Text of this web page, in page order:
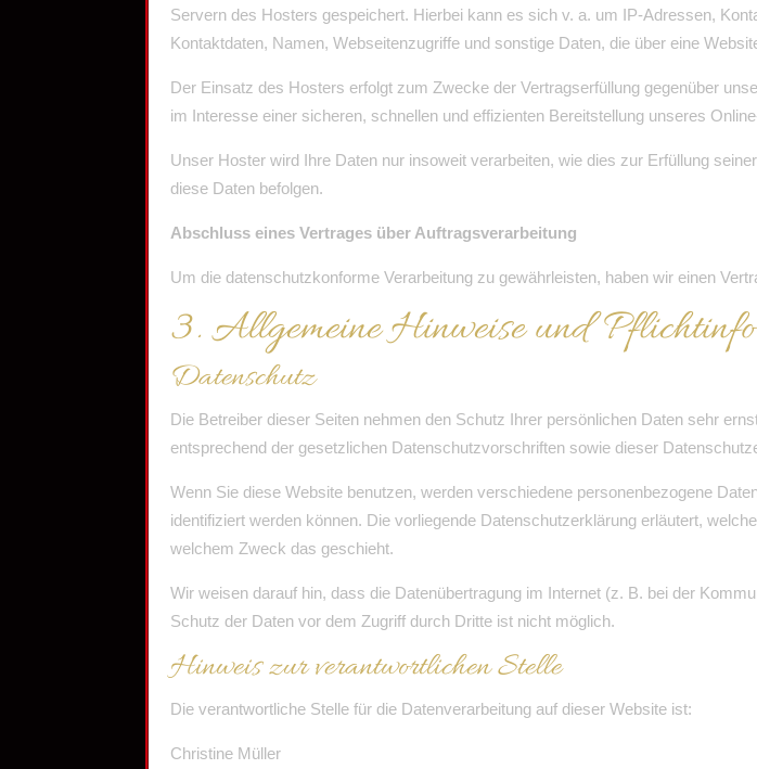
Servern des Hosters gespeichert. Hierbei kann es sich v. a. um IP-Adressen,
Kontaktdaten, Namen, Webseitenzugriffe und sonstige Daten, die über eine
Der Einsatz des Hosters erfolgt zum Zwecke der Vertragserfüllung gegenüber
im Interesse einer sicheren, schnellen und effizienten Bereitstellung unseres
Unser Hoster wird Ihre Daten nur insoweit verarbeiten, wie dies zur Erfüllung
diese Daten befolgen.
Abschluss eines Vertrages über Auftragsverarbeitung
Um die datenschutzkonforme Verarbeitung zu gewährleisten, haben wir einen
3. Allgemeine Hinweise und
Datenschutz
Die Betreiber dieser Seiten nehmen den Schutz Ihrer persönlichen Daten sehr
entsprechend der gesetzlichen Datenschutzvorschriften sowie dieser
Wenn Sie diese Website benutzen, werden verschiedene personenbezogene
identifiziert werden können. Die vorliegende Datenschutzerklärung erläutert,
welchem Zweck das geschieht.
Wir weisen darauf hin, dass die Datenübertragung im Internet (z. B. bei der
Schutz der Daten vor dem Zugriff durch Dritte ist nicht möglich.
Hinweis zur verantwortlichen Stelle
Die verantwortliche Stelle für die Datenverarbeitung auf dieser Website ist:
Christine Müller